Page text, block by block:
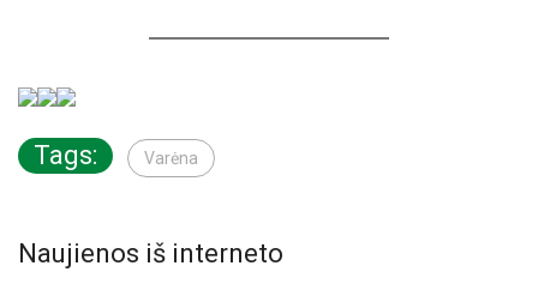
Tags: Varėna
Naujienos iš interneto